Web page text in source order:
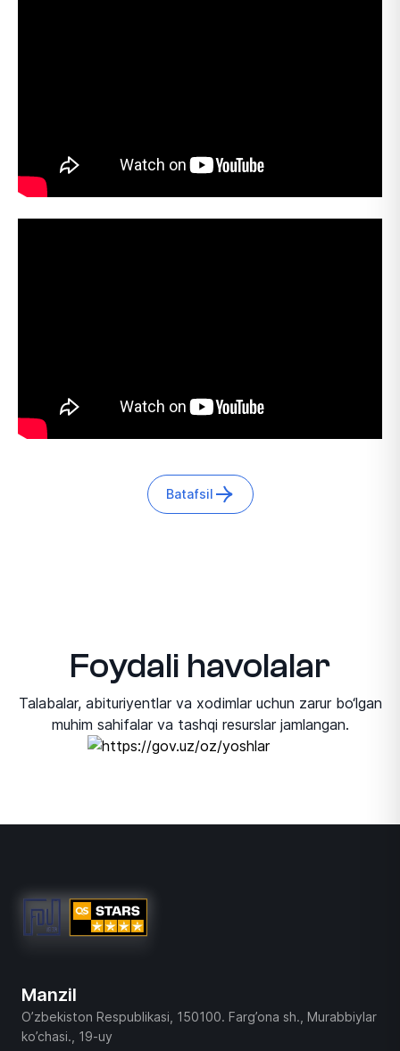
Batafsil
Foydali havolalar
Talabalar, abituriyentlar va xodimlar uchun zarur bo‘lgan
muhim sahifalar va tashqi resurslar jamlangan.
Manzil
O’zbekiston Respublikasi, 150100. Farg’ona sh., Murabbiylar
ko’chasi., 19-uy